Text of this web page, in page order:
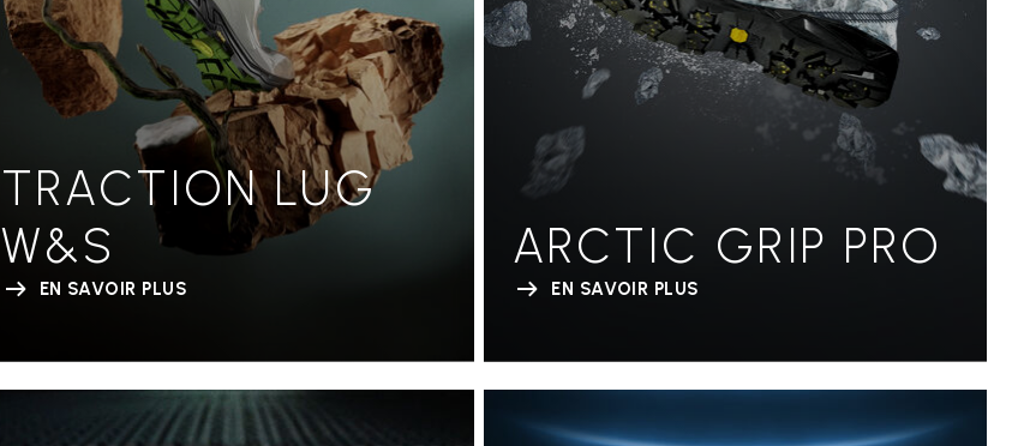
TRACTION LUG
W&S
EN SAVOIR PLUS
ARCTIC GRIP PRO
EN SAVOIR PLUS